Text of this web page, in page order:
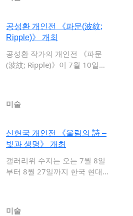
공성환 개인전 《파문(波紋;
Ripple)》 개최
공성환 작가의 개인전 《파문
(波紋; Ripple)》이 7월 10일부
미술
신현국 개인전 《울림의 詩 –
빛과 생명》 개최
갤러리위 수지는 오는 7월 8일
부터 8월 27일까지 한국 현대
미술